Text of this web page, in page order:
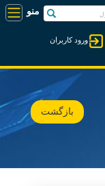
ورود کاربران
بازگشت